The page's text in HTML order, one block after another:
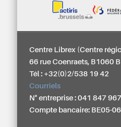
Centre Librex (Centre
66 rue Coenraets, B1060
Tél : +32(0)2/538 19 42
Courriels
N° entreprise : 041 847
Compte bancaire: BE05-